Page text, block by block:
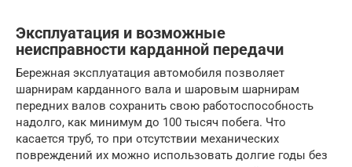
Эксплуатация и возможные
неисправности карданной передачи
Бережная эксплуатация автомобиля позволяет
шарнирам карданного вала и шаровым шарнирам
передних валов сохранить свою работоспособность
надолго, как минимум до 100 тысяч побега. Что
касается труб, то при отсутствии механических
повреждений их можно использовать долгие годы без